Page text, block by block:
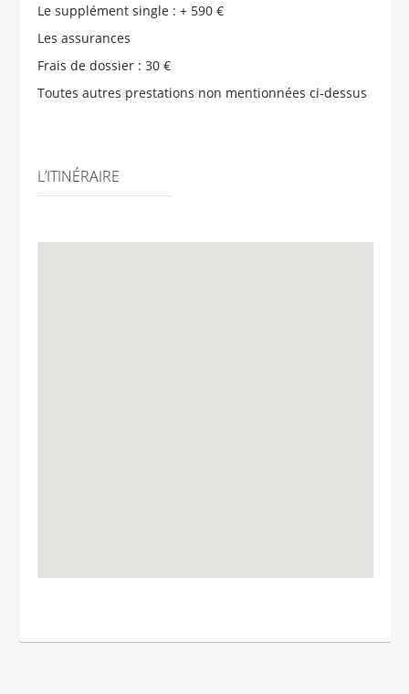
Le supplément single : + 590 €
Les assurances
Frais de dossier : 30 €
Toutes autres prestations non mentionnées ci-dessus
L’ITINÉRAIRE